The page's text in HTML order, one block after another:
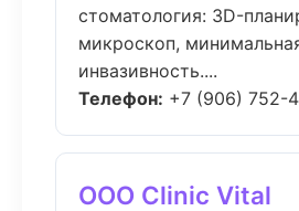
стоматология: 3D-
микроскоп,
инвазивность....
Телефон: +7 (906) 752-
ООО Clinic Vital